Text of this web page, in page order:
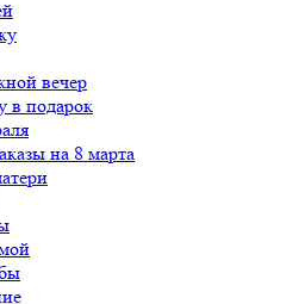
вечер
в подарок
на 8 марта